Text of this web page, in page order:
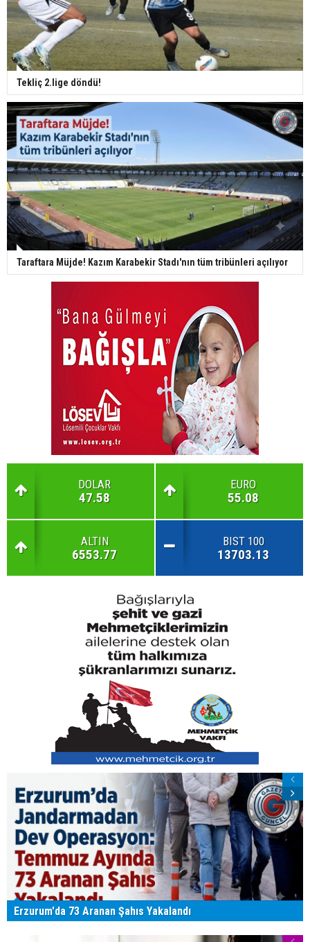
Tekliç 2.lige döndü!
Taraftara Müjde! Kazım Karabekir Stadı'nın tüm tribünleri açılıyor
DOLAR
47.58
EURO
55.08
ALTIN
6553.77
BIST 100
13703.13
Erzurum'da 73 Aranan Şahıs Yakalandı